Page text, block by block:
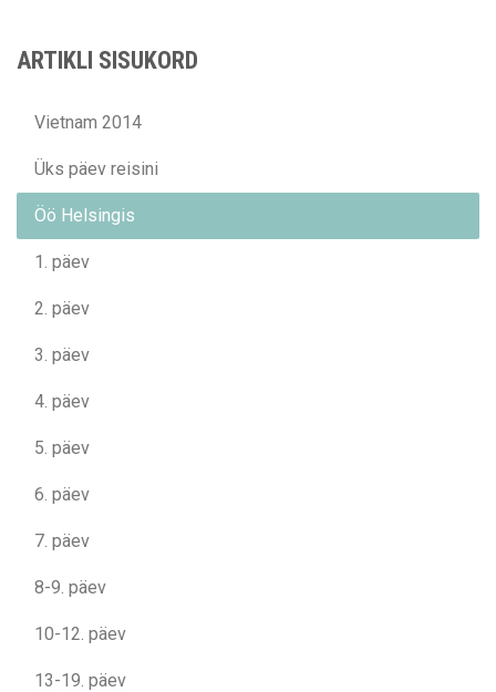
ARTIKLI SISUKORD
Vietnam 2014
Üks päev reisini
Öö Helsingis
1. päev
2. päev
3. päev
4. päev
5. päev
6. päev
7. päev
8-9. päev
10-12. päev
13-19. päev